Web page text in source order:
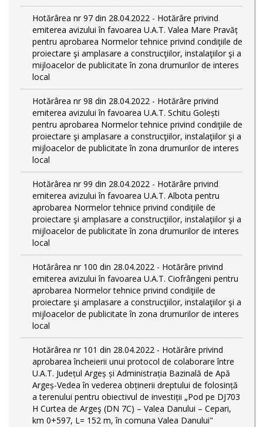
Hotărârea nr 97 din 28.04.2022 - Hotărâre privind
emiterea avizului în favoarea U.A.T. Valea Mare Pravăț
pentru aprobarea Normelor tehnice privind condiţiile de
proiectare şi amplasare a construcţiilor, instalaţiilor şi a
mijloacelor de publicitate în zona drumurilor de interes
local
Hotărârea nr 98 din 28.04.2022 - Hotărâre privind
emiterea avizului în favoarea U.A.T. Schitu Golești
pentru aprobarea Normelor tehnice privind condiţiile de
proiectare şi amplasare a construcţiilor, instalaţiilor şi a
mijloacelor de publicitate în zona drumurilor de interes
local
Hotărârea nr 99 din 28.04.2022 - Hotărâre privind
emiterea avizului în favoarea U.A.T. Albota pentru
aprobarea Normelor tehnice privind condiţiile de
proiectare şi amplasare a construcţiilor, instalaţiilor şi a
mijloacelor de publicitate în zona drumurilor de interes
local
Hotărârea nr 100 din 28.04.2022 - Hotărâre privind
emiterea avizului în favoarea U.A.T. Ciofrângeni pentru
aprobarea Normelor tehnice privind condiţiile de
proiectare şi amplasare a construcţiilor, instalaţiilor şi a
mijloacelor de publicitate în zona drumurilor de interes
local
Hotărârea nr 101 din 28.04.2022 - Hotărâre privind
aprobarea încheierii unui protocol de colaborare între
U.A.T. Județul Argeș și Administrația Bazinală de Apă
Argeș-Vedea în vederea obținerii dreptului de folosință
a terenului pentru obiectivul de investiții „Pod pe DJ703
H Curtea de Argeş (DN 7C) – Valea Danului – Cepari,
km 0+597, L= 152 m, în comuna Valea Danului"